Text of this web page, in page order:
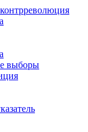
выборы